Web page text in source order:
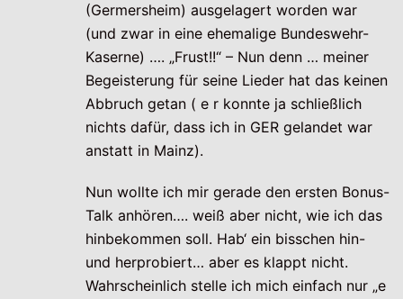
(Germersheim) ausgelagert worden war
(und zwar in eine ehemalige Bundeswehr-
Kaserne) …. „Frust!!“ – Nun denn … meiner
Begeisterung für seine Lieder hat das keinen
Abbruch getan ( e r konnte ja schließlich
nichts dafür, dass ich in GER gelandet war
anstatt in Mainz).
Nun wollte ich mir gerade den ersten Bonus-
Talk anhören…. weiß aber nicht, wie ich das
hinbekommen soll. Hab‘ ein bisschen hin-
und herprobiert… aber es klappt nicht.
Wahrscheinlich stelle ich mich einfach nur „e